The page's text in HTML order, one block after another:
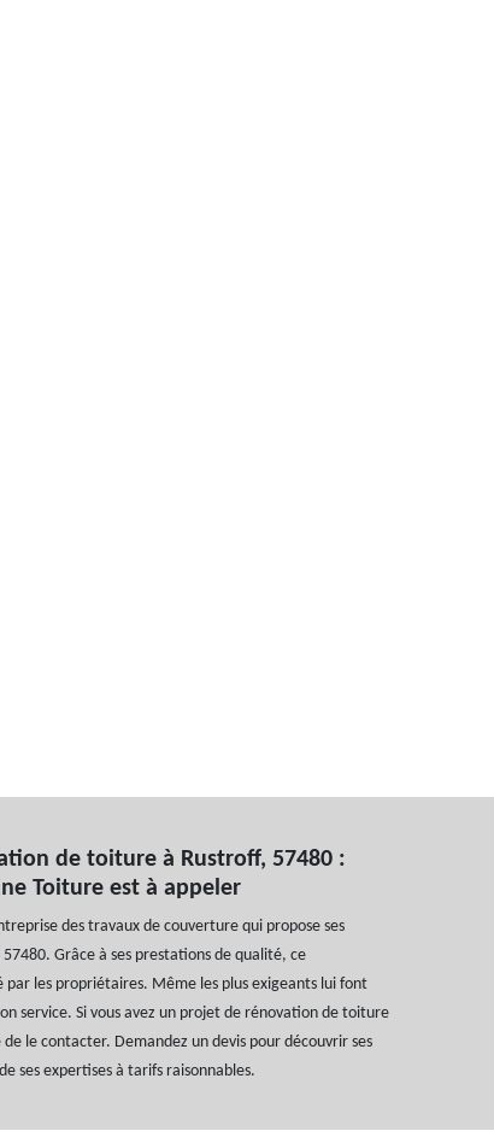
de toiture à Rustroff, 57480 :
Toiture est à appeler
des travaux de couverture qui propose ses
Grâce à ses prestations de qualité, ce
par les propriétaires. Même les plus exigeants lui font
service. Si vous avez un projet de rénovation de toiture
le contacter. Demandez un devis pour découvrir ses
ses expertises à tarifs raisonnables.